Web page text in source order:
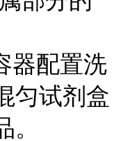
器配置洗
匀试剂盒